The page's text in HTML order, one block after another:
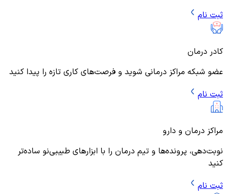
ثبت نام
کادر درمان
عضو شبکه مراکز درمانی شوید و فرصت‌های کاری تازه را پیدا کنید
ثبت نام
مراکز درمان و دارو
نوبت‌دهی، پرونده‌ها و تیم درمان را با ابزارهای طبیبی‌نو ساده‌تر
کنید
ثبت نام